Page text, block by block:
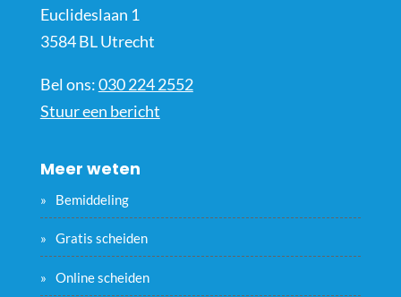
Euclideslaan 1
3584 BL Utrecht
Bel ons:030 224 2552
Stuur een bericht
Meer weten
Bemiddeling
Gratis scheiden
Online scheiden